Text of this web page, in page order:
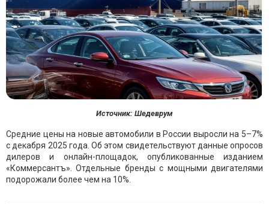
Источник: Шедеврум
Средние цены на новые автомобили в России выросли на 5–7%
с декабря 2025 года. Об этом свидетельствуют данные опросов
дилеров и онлайн-площадок, опубликованные изданием
«Коммерсантъ». Отдельные бренды с мощными двигателями
подорожали более чем на 10%.